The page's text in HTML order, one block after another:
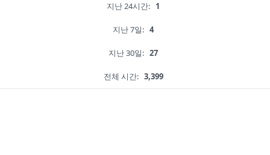
지난 24시간: 1
지난 7일: 4
지난 30일: 27
전체 시간: 3,399